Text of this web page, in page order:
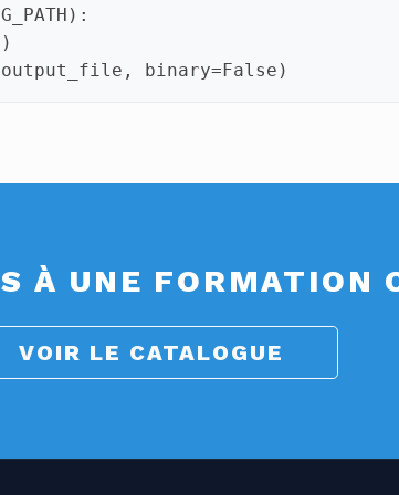
):
)
output_file , binary=False )
À UNE FORMATION
VOIR LE CATALOGUE